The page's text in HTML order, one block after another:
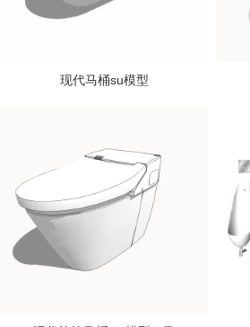
现代马桶su模型